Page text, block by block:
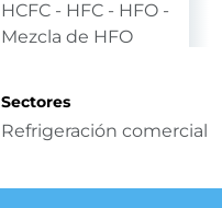
HCFC - HFC - HFO -
Mezcla de HFO
Sectores
Refrigeración comercial